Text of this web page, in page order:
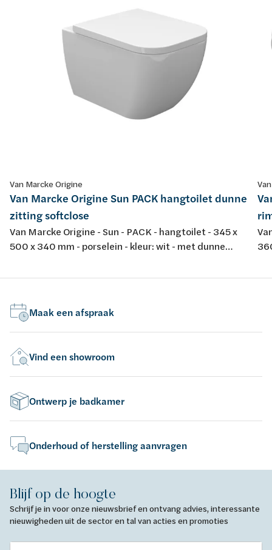
Van Marcke Origine
Van Marcke Origine Sun PACK hangtoilet dunne
zitting softclose
Van Marcke Origine - Sun - PACK - hangtoilet - 345 x
500 x 340 mm - porselein - kleur: wit - met dunne
Maak een afspraak
Vind een showroom
Ontwerp je badkamer
Onderhoud of herstelling aanvragen
Blijf op de hoogte
Schrijf je in voor onze nieuwsbrief en ontvang advies, interessante
nieuwigheden uit de sector en tal van acties en promoties